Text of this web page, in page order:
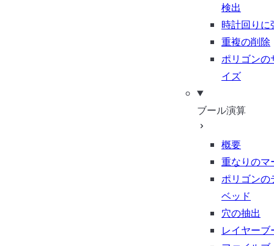
検出
時計回りに
重複の削除
ポリゴンの
イズ
ブール演算
概要
重なりのマ
ポリゴンの
ベッド
穴の抽出
レイヤーブ